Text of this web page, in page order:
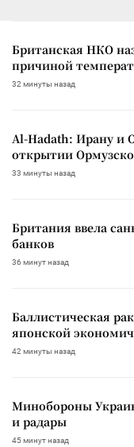
Британская НКО
причиной
32 минуты назад
Al-Hadath: Ирану и
открытии
33 минуты назад
Британия ввела
банков
36 минут назад
Баллистическая
японской
42 минуты назад
Минобороны
и радары
45 минут назад